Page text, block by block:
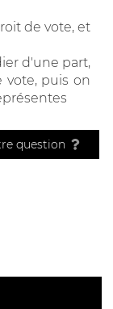
de vote, et
d'une part,
vote, puis on
question